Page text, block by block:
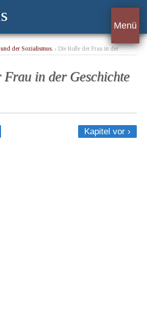
Menü
der Sozialismus. › Die Rolle der Frau in der
in der Geschichte
Kapitel vor ›